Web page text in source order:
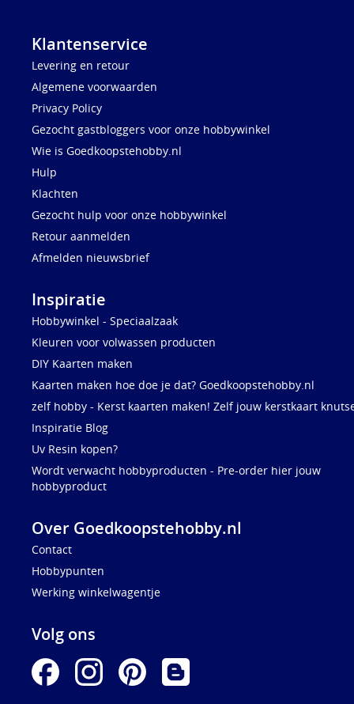
Klantenservice
Levering en retour
Algemene voorwaarden
Privacy Policy
Gezocht gastbloggers voor onze hobbywinkel
Wie is Goedkoopstehobby.nl
Hulp
Klachten
Gezocht hulp voor onze hobbywinkel
Retour aanmelden
Afmelden nieuwsbrief
Inspiratie
Hobbywinkel - Speciaalzaak
Kleuren voor volwassen producten
DIY Kaarten maken
Kaarten maken hoe doe je dat? Goedkoopstehobby.nl
zelf hobby - Kerst kaarten maken! Zelf jouw kerstkaart
Inspiratie Blog
Uv Resin kopen?
Wordt verwacht hobbyproducten - Pre-order hier jouw
hobbyproduct
Over Goedkoopstehobby.nl
Contact
Hobbypunten
Werking winkelwagentje
Volg ons